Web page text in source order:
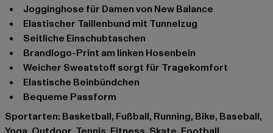
Jogginghose für Damen von New Balance
Elastischer Taillenbund mit Tunnelzug
Seitliche Einschubtaschen
Brandlogo-Print am linken Hosenbein
Weicher Sweatstoff sorgt für Tragekomfort
Elastische Beinbündchen
Bequeme Passform
Sportarten: Basketball, Fußball, Running, Bike, Baseball,